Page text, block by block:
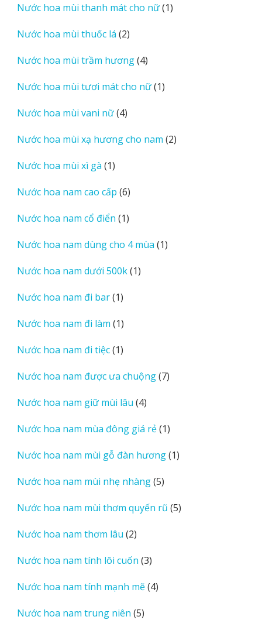
phẩm
Nước hoa mùi thanh mát cho nữ 11
Nước hoa mùi thuốc lá 22
phẩm
Nước hoa mùi trầm hương 44
phẩm
Nước hoa mùi tươi mát cho nữ 11
Nước hoa mùi vani nữ 44
phẩm
Nước hoa mùi xạ hương cho nam 22
Nước hoa mùi xì gà 11
phẩm
Nước hoa nam cao cấp 66
phẩm
Nước hoa nam cổ điển 11
phẩm
Nước hoa nam dùng cho 4 mùa 11
Nước hoa nam dưới 500k 11
Nước hoa nam đi bar 11
phẩm
Nước hoa nam đi làm 11
phẩm
Nước hoa nam đi tiệc 11
phẩm
Nước hoa nam được ưa chuộng 77
Nước hoa nam giữ mùi lâu 44
phẩm
Nước hoa nam mùa đông giá rẻ 11
phẩm
Nước hoa nam mùi gỗ đàn hương 11
Nước hoa nam mùi nhẹ nhàng 55
phẩm
Nước hoa nam mùi thơm quyến rũ 55
Nước hoa nam thơm lâu 22
phẩm
Nước hoa nam tính lôi cuốn 33
phẩm
Nước hoa nam tính mạnh mẽ 44
Nước hoa nam trung niên 55